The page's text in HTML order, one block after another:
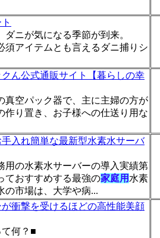
ニが気になる季節が到来。
須アイテムとも言えるダニ捕りシ
ん公式通販サイト【暮らしの幸
真空パック器で、主に主婦の方が
作り置き、お子様への仕送り用な
入れ簡単な最新型水素水サーバ
用の水素水サーバーの導入実績第
ておすすめする最強の家庭用 水素
の市場は、大学や病...
衝撃を受けるほどの高性能美顔
何？■